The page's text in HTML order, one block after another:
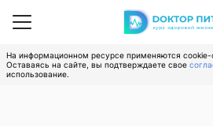
На информационном ресурсе применяются
Оставаясь на сайте, вы подтверждаете свое
использование.